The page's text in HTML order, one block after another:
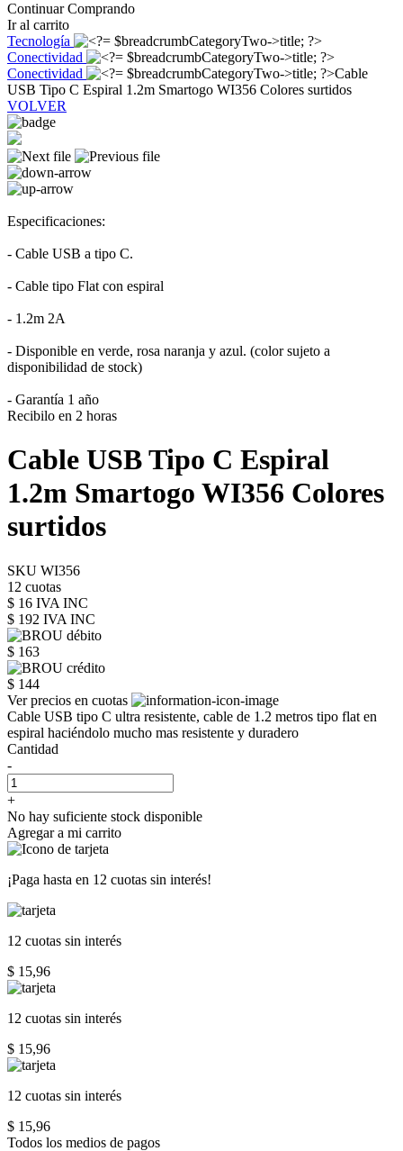
Continuar Comprando
Ir al carrito
Tecnología
Conectividad
Conectividad
Cable
USB Tipo C Espiral 1.2m Smartogo WI356 Colores surtidos
VOLVER
Especificaciones:
- Cable USB a tipo C.
- Cable tipo Flat con espiral
- 1.2m 2A
- Disponible en verde, rosa naranja y azul. (color sujeto a
disponibilidad de stock)
- Garantía 1 año
Recibilo en 2 horas
Cable USB Tipo C Espiral
1.2m Smartogo WI356 Colores
surtidos
SKU WI356
12 cuotas
$ 16 IVA INC
$ 192 IVA INC
$ 163
$ 144
Ver precios en cuotas
Cable USB tipo C ultra resistente, cable de 1.2 metros tipo flat en
espiral haciéndolo mucho mas resistente y duradero
Cantidad
-
+
No hay suficiente stock disponible
Agregar a mi carrito
¡Paga hasta en 12 cuotas sin interés!
12 cuotas sin interés
$ 15,96
12 cuotas sin interés
$ 15,96
12 cuotas sin interés
$ 15,96
Todos los medios de pagos